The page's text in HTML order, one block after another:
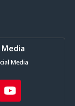
Media
Media